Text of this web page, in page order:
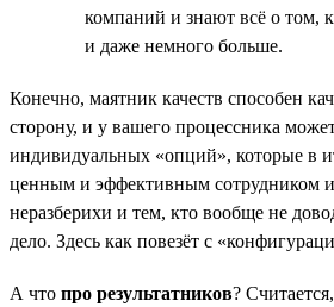
компаний и знают всё о том,
и даже немного больше.
Конечно, маятник качеств способен
сторону, и у вашего процессника
индивидуальных «опций», которые в
ценным и эффективным сотрудником
неразберихи и тем, кто вообще не
дело. Здесь как повезёт с
А что про результатников?